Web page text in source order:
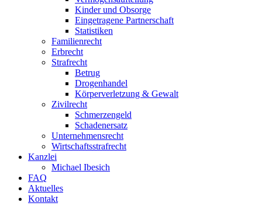
Kinder und Obsorge
Eingetragene Partnerschaft
Statistiken
Familienrecht
Erbrecht
Strafrecht
Betrug
Drogenhandel
Körperverletzung & Gewalt
Zivilrecht
Schmerzengeld
Schadenersatz
Unternehmensrecht
Wirtschaftsstrafrecht
Kanzlei
Michael Ibesich
FAQ
Aktuelles
Kontakt